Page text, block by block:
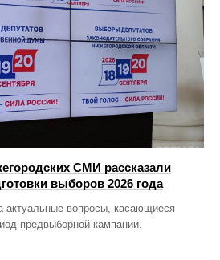
СМИ рассказали
выборов 2026 года
актуальные вопросы, касающиеся
предвыборной кампании.